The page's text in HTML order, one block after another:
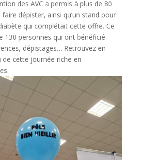
des AVC a permis à plus de 80
dépister, ainsi qu’un stand pour
qui complétait cette offre. Ce
130 personnes qui ont bénéficié
dépistages… Retrouvez en
de cette journée riche en